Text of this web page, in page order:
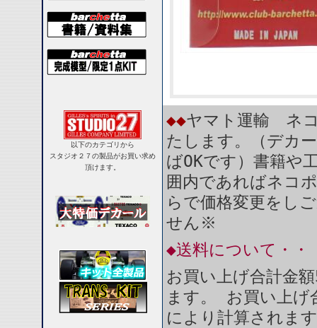
以下のカテゴリから
スタジオ２７の製品がお買い求め
頂けます。
◆◆ヤマト運輸 ネ
たします。（デカ
ばOKです）書籍や
囲内であればネコ
らで価格変更をし
せん※
◆送料について・・
お買い上げ合計金
ます。 お買い上
により計算されま